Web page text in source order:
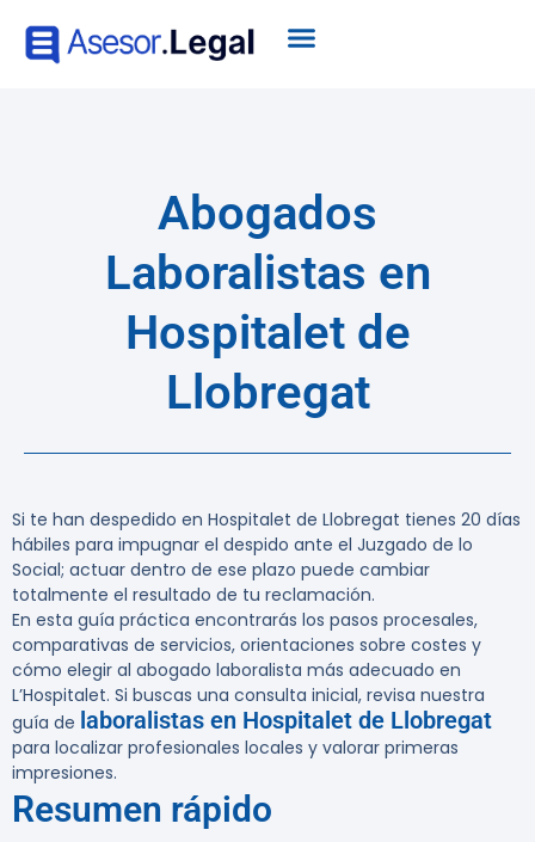
Abogados
Laboralistas en
Hospitalet de
Llobregat
Si te han despedido en Hospitalet de Llobregat tienes 20 días
hábiles para impugnar el despido ante el Juzgado de lo
Social; actuar dentro de ese plazo puede cambiar
totalmente el resultado de tu reclamación.
En esta guía práctica encontrarás los pasos procesales,
comparativas de servicios, orientaciones sobre costes y
cómo elegir al abogado laboralista más adecuado en
L’Hospitalet. Si buscas una consulta inicial, revisa nuestra
guía de laboralistas en Hospitalet de Llobregat
para localizar profesionales locales y valorar primeras
impresiones.
Resumen rápido